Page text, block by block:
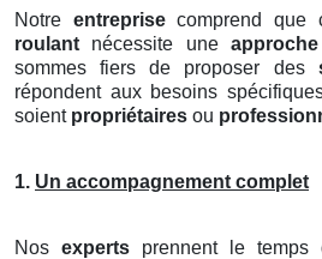
Notre entreprisecomprend que
roulant nécessite une
sommes fiers de proposer des
répondent aux besoins
soient propriétaires ou
1. Un accompagnement complet
Nos experts prennent le temps